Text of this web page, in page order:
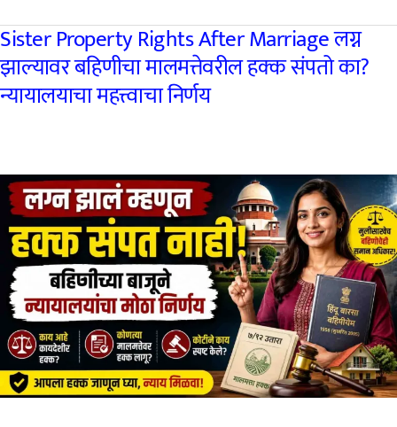
कसा
सोडवावा?
संपूर्ण
रस्ता
बंद,
अतिक्रमण
आणि
हक्कांची
माहिती
Sister Property Rights After Marriage लग्न
झाल्यावर बहिणीचा मालमत्तेवरील हक्क संपतो का?
न्यायालयाचा महत्त्वाचा निर्णय